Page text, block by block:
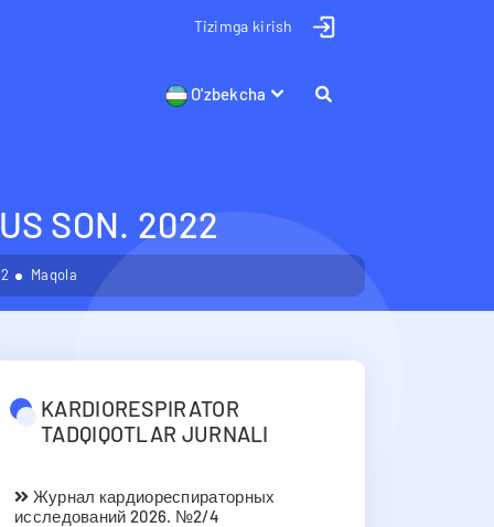
Tizimga kirish
O'zbekcha
SON. 2022
Maqola
KARDIORESPIRATOR
TADQIQOTLAR JURNALI
Журнал кардиореспираторных
исследований 2026. №2/4